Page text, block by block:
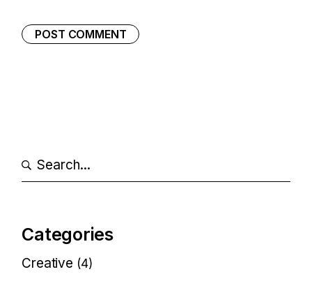
POST COMMENT
Categories
Creative (4)